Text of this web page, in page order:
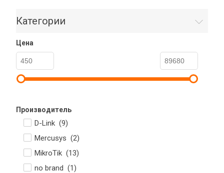
Категории
Цена
Производитель
D-Link (9)
Mercusys (2)
MikroTik (13)
no brand (1)